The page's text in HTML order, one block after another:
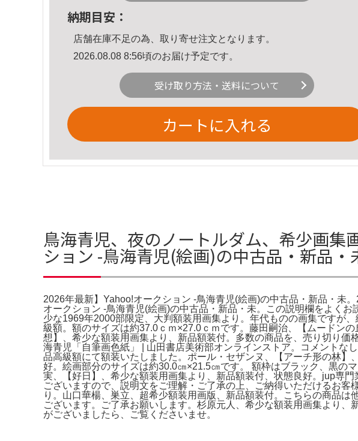
納期目安：
店舗在庫不足の為、取り寄せ注文となります。
2026.08.08 8:56頃のお届け予定です。
受け取り方法・送料について
カートに入れる
鳥海青児、夜のノートルダム、希少画集
ション -鳥海青児(絵画)の中古品・新品・
2026年最新】Yahoo!オークション -鳥海青児(絵画)の中古品・新品・未
オークション -鳥海青児(絵画)の中古品・新品・未。この説明欄をよく
少な1969年2000部限定、大判額装用画集より。年代ものの画集ですが
級額。額のサイズは約37.0ｃｍ×27.0ｃｍです。藤田嗣治、【ムードン
想】、希少な額装用画集より、新品額装付。多数の商品を、売り切り
海青児「自筆画色紙」 | 山田書店美術部オンラインストア。コメントな
品高級額にて額装いたしました。ポール・セザンヌ、【アーチ形の林
好。絵画部分のサイズは約30.0㎝×21.5㎝です。 額枠はブラック、黒の
実、【好日】、希少な額装用画集より、新品額装付、状態良好。jup専
ございますので、説明文をご理解・ご了承の上、ご納得いただけるお
り。山口華楊、巣立、超希少額装用画版、新品額装付。こちらの商品
ございます。ご了承お願いします。杉原元人、希少な額装用画集より
がございましたら、ご覧くださいませ。